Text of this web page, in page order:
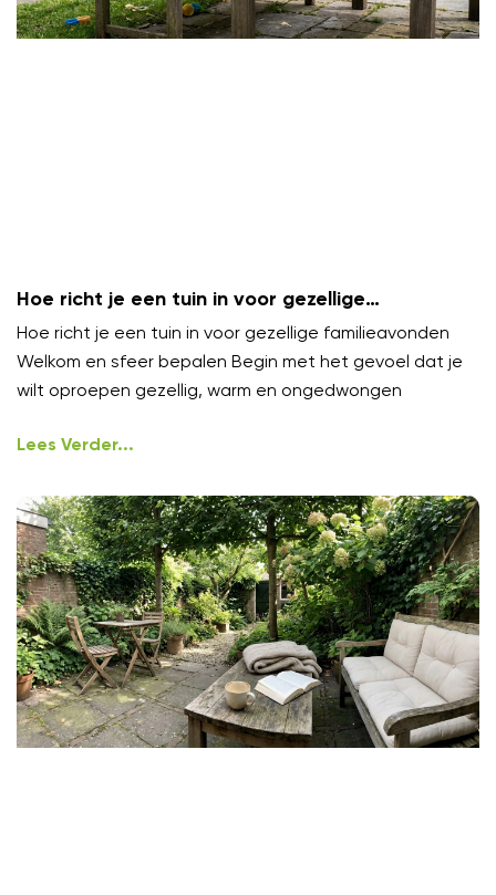
Hoe richt je een tuin in voor gezellige
familieavonden?
Hoe richt je een tuin in voor gezellige familieavonden
Welkom en sfeer bepalen Begin met het gevoel dat je
wilt oproepen gezellig, warm en ongedwongen
Lees Verder...